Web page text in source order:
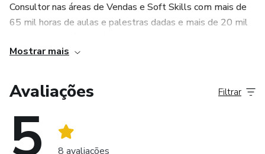
Consultor nas áreas de Vendas e Soft Skills com mais de
65 mil horas de aulas e palestras dadas e mais de 20 mil
mentor.
Mostrar mais
Avaliações
5 8 avaliações
Filtrar